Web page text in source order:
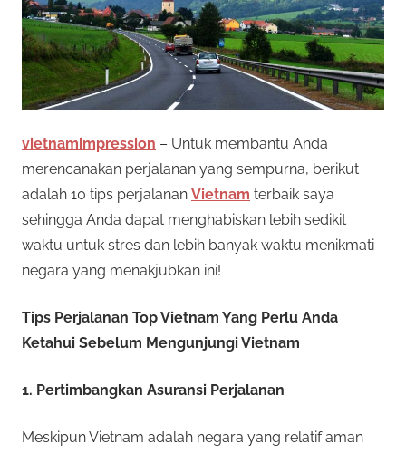
R
e
s
m
i
D
a
n
T
e
e
n
i
s
p
e
y
i
a
e
r
a
n
vietnamimpression – Untuk membantu Anda
merencanakan perjalanan yang sempurna, berikut
adalah 10 tips perjalanan Vietnam terbaik saya
sehingga Anda dapat menghabiskan lebih sedikit
waktu untuk stres dan lebih banyak waktu menikmati
negara yang menakjubkan ini!
Tips Perjalanan Top Vietnam Yang Perlu Anda
Ketahui Sebelum Mengunjungi Vietnam
1. Pertimbangkan Asuransi Perjalanan
Meskipun Vietnam adalah negara yang relatif aman